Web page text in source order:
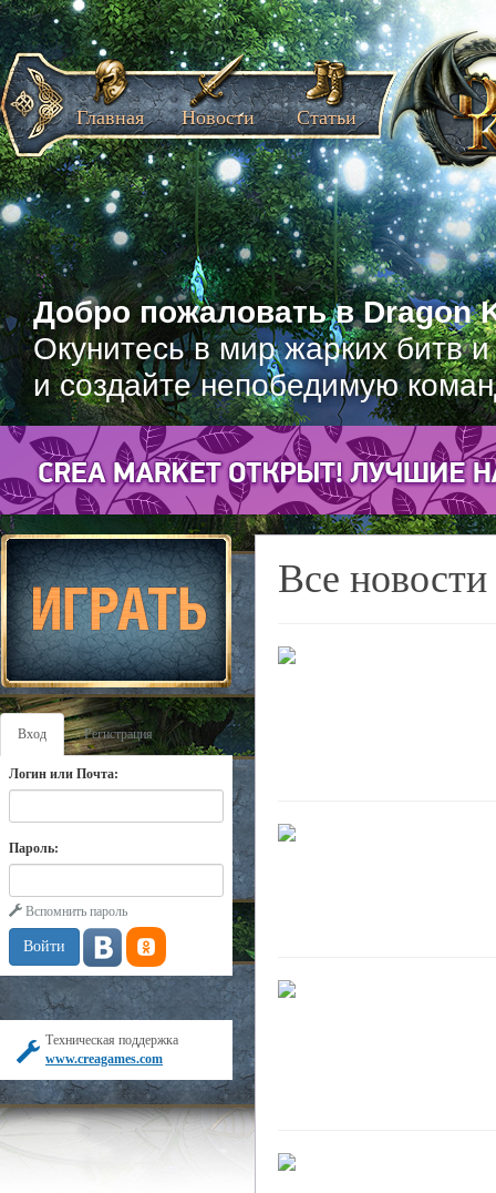
Добро пожаловать в Dragon
Окунитесь в мир жарких битв
и создайте непобедимую
Главная Новости Статьи
Вход Регистрация
Логин или Почта:
Пароль:
Вспомнить пароль
Техническая поддержка
www.creagames.com
Все новости